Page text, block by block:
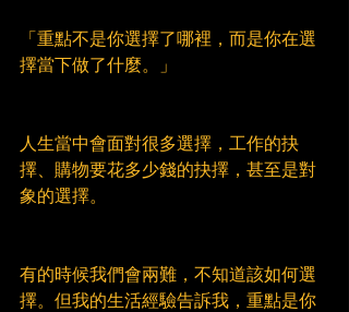
「重點不是你選擇了哪裡，而是你在選
擇當下做了什麼。」
人生當中會面對很多選擇，工作的抉
擇、購物要花多少錢的抉擇，甚至是對
象的選擇。
有的時候我們會兩難，不知道該如何選
擇。但我的生活經驗告訴我，重點是你